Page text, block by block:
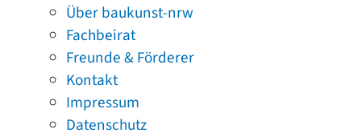
Über baukunst-nrw
Fachbeirat
Freunde & Förderer
Kontakt
Impressum
Datenschutz